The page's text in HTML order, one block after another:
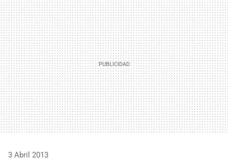
MAIL
3 Abril 2013